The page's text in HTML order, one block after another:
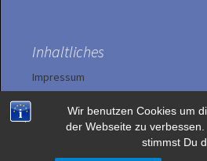
Wir benutzen Cookies um
der Webseite zu
stimmst Du
Inhaltliches
Impressum
Datenschutzerklärung